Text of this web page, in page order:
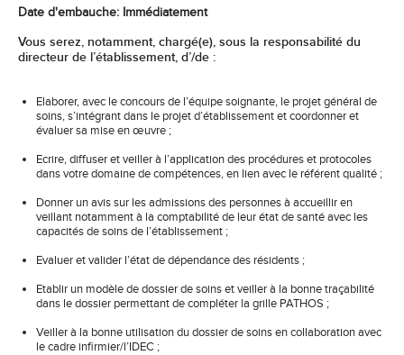
Date d'embauche: Immédiatement
Vous serez, notamment, chargé(e), sous la responsabilité du
directeur de l’établissement, d’/de :
Elaborer, avec le concours de l’équipe soignante, le projet général de
soins, s’intégrant dans le projet d’établissement et coordonner et
évaluer sa mise en œuvre ;
Ecrire, diffuser et veiller à l’application des procédures et protocoles
dans votre domaine de compétences, en lien avec le référent qualité ;
Donner un avis sur les admissions des personnes à accueillir en
veillant notamment à la comptabilité de leur état de santé avec les
capacités de soins de l’établissement ;
Evaluer et valider l’état de dépendance des résidents ;
Etablir un modèle de dossier de soins et veiller à la bonne traçabilité
dans le dossier permettant de compléter la grille PATHOS ;
Veiller à la bonne utilisation du dossier de soins en collaboration avec
le cadre infirmier/l’IDEC ;